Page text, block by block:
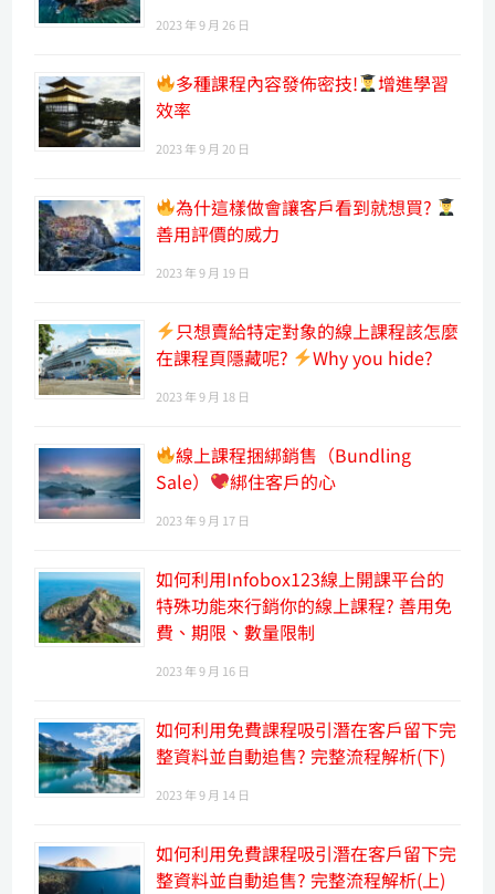
2023 年 9 月 26 日
多種課程內容發佈密技!
增進學習
效率
2023 年 9 月 20 日
為什這樣做會讓客戶看到就想買?
善用評價的威力
2023 年 9 月 19 日
只想賣給特定對象的線上課程該怎麼
在課程頁隱藏呢?
Why you hide?
2023 年 9 月 18 日
線上課程捆綁銷售（Bundling
Sale）
綁住客戶的心
2023 年 9 月 17 日
如何利用Infobox123線上開課平台的
特殊功能來行銷你的線上課程? 善用免
費、期限、數量限制
2023 年 9 月 16 日
如何利用免費課程吸引潛在客戶留下完
整資料並自動追售? 完整流程解析(下)
2023 年 9 月 14 日
如何利用免費課程吸引潛在客戶留下完
整資料並自動追售? 完整流程解析(上)